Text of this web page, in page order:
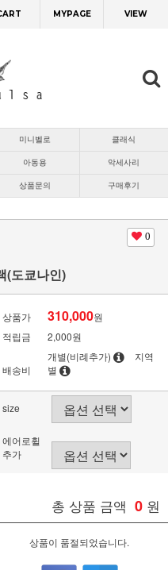
MYPAGE VIEW
미니벨로 클래식
아동용 악세사리
상품문의 구매후기
0
(도쿄나인)
상품가 310,000원
적립금
2,000원
배송비
개별(비례추가)
지역
별
size
에어로휠
추가
총 상품 금액 0 원
상품이 품절되었습니다.